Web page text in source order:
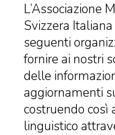
L’Associazione
Svizzera
seguenti
fornire ai nostri
delle
aggiornamenti
costruendo così
linguistico